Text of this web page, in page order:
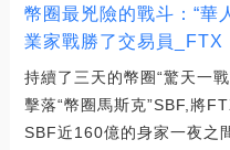
幣圈最兇險的戰斗：“華
業家戰勝了交易員_FTX
持續了三天的幣圈“驚天一
擊落“幣圈馬斯克”SBF,將
SBF近160億的身家一夜之